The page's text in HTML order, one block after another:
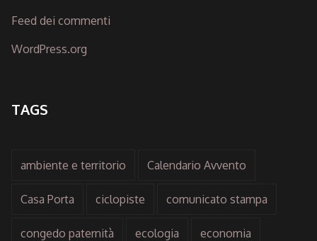
Feed dei commenti
WordPress.org
TAGS
ambiente e territorio Calendario Avvento
Casa Porta ciclopiste comunicato stampa
congedo paternità ecologia economia